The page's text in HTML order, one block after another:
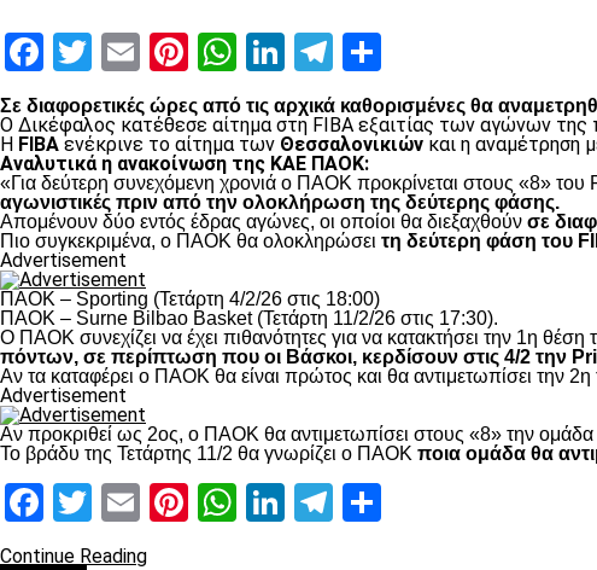
Facebook
Twitter
EmailPinterest
WhatsApp
LinkedIn
Telegram
Σε διαφορετικές ώρες από τις αρχικά καθορισμένες θα
Ο Δικέφαλος κατέθεσε αίτημα στη FIBA εξαιτίας των αγώνων
Η FIBA ενέκρινε το αίτημα των Θεσσαλονικιών και η αναμέτρηση
Αναλυτικά η ανακοίνωση της ΚΑΕ ΠΑΟΚ:
«Για δεύτερη συνεχόμενη χρονιά ο ΠΑΟΚ προκρίνεται στους «8»
αγωνιστικές πριν από την ολοκλήρωση της δεύτερης φάσης.
Απομένουν δύο εντός έδρας αγώνες, οι οποίοι θα διεξαχθούν σε
Πιο συγκεκριμένα, ο ΠΑΟΚ θα ολοκληρώσει τη δεύτερη φάση του
Advertisement
ΠΑΟΚ – Sporting (Τετάρτη 4/2/26 στις 18:00)
ΠΑΟΚ – Surne Bilbao Basket (Τετάρτη 11/2/26 στις 17:30).
Ο ΠΑΟΚ συνεχίζει να έχει πιθανότητες για να κατακτήσει την 1η θέση
πόντων, σε περίπτωση που οι Βάσκοι, κερδίσουν στις 4/2 την
Αν τα καταφέρει ο ΠΑΟΚ θα είναι πρώτος και θα αντιμετωπίσει την
Advertisement
Αν προκριθεί ως 2ος, ο ΠΑΟΚ θα αντιμετωπίσει στους «8» την ομάδα
Το βράδυ της Τετάρτης 11/2 θα γνωρίζει ο ΠΑΟΚ ποια ομάδα θα
Facebook
Twitter
EmailPinterest
WhatsApp
LinkedIn
Telegram
Continue Reading